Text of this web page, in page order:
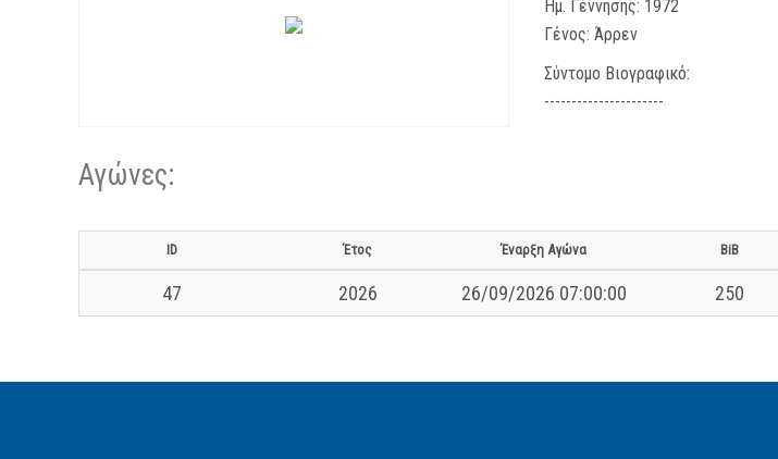
Ημ. Γέννησης: 1972
Γένος: Άρρεν
Σύντομο Βιογραφικό:
----------------------
Αγώνες:
ID Έτος Έναρξη Αγώνα BiB
47 2026 26/09/2026 07:00:00 250